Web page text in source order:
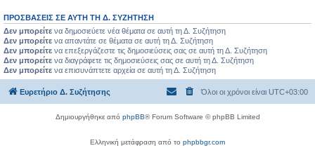
ΠΡΟΣΒΆΣΕΙΣ ΣΕ ΑΥΤΉ ΤΗ Δ. ΣΥΖΉΤΗΣΗ
Δεν μπορείτε να δημοσιεύετε νέα θέματα σε αυτή τη Δ. Συζήτηση
Δεν μπορείτε να απαντάτε σε θέματα σε αυτή τη Δ. Συζήτηση
Δεν μπορείτε να επεξεργάζεστε τις δημοσιεύσεις σας σε αυτή τη Δ. Συζήτηση
Δεν μπορείτε να διαγράφετε τις δημοσιεύσεις σας σε αυτή τη Δ. Συζήτηση
Δεν μπορείτε να επισυνάπτετε αρχεία σε αυτή τη Δ. Συζήτηση
Ευρετήριο Δ. Συζήτησης Όλοι οι χρόνοι είναι UTC+03:00
Δημιουργήθηκε από phpBB® Forum Software © phpBB Limited
Ελληνική μετάφραση από το phpbbgr.com